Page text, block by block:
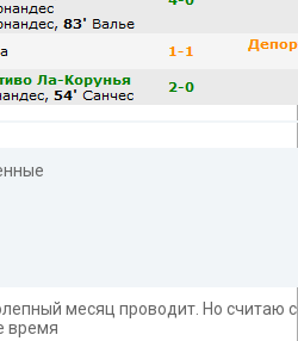
месяц проводит. Но считаю
время